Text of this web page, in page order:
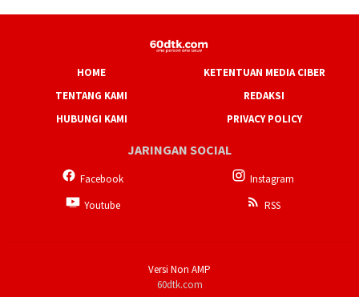
HOME
KETENTUAN MEDIA CIBER
TENTANG KAMI
REDAKSI
HUBUNGI KAMI
PRIVACY POLICY
JARINGAN SOCIAL
Facebook
Instagram
Youtube
RSS
Versi Non AMP
60dtk.com